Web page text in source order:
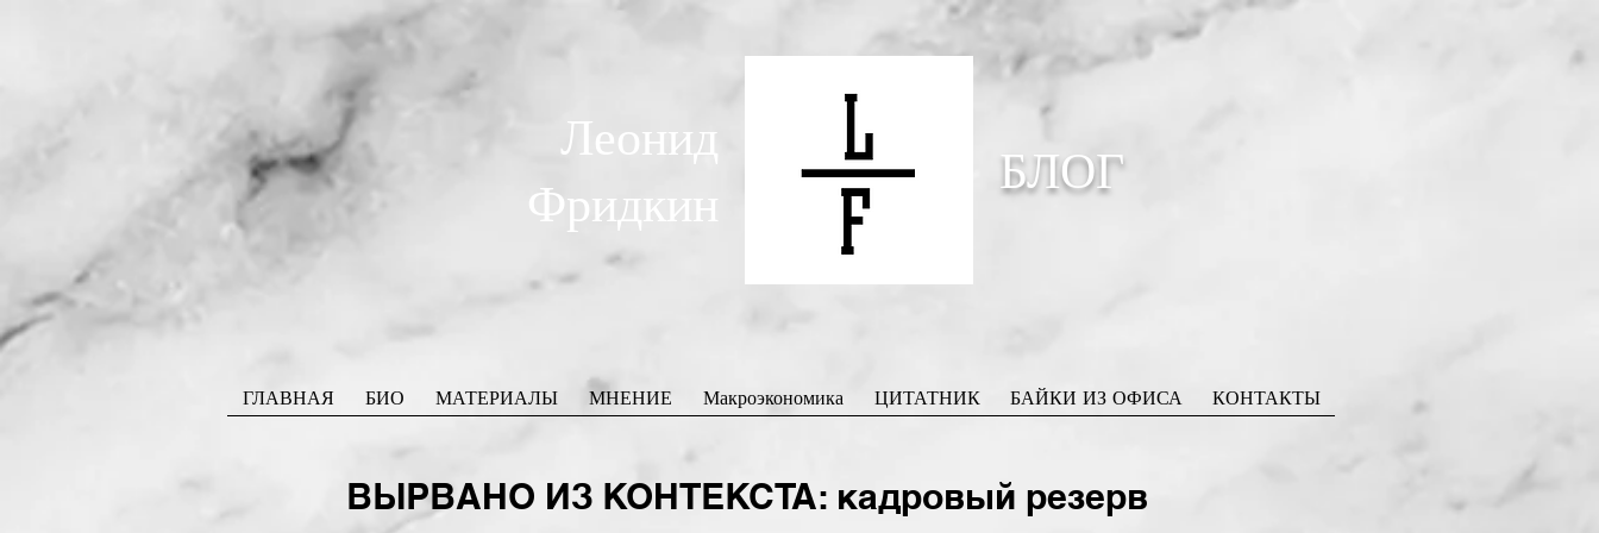
Леонид
Фридкин
БЛОГ
ГЛАВНАЯ БИО МАТЕРИАЛЫ МНЕНИЕ Макроэкономика ЦИТАТНИК БАЙКИ ИЗ ОФИСА КОНТАКТЫ
ВЫРВАНО ИЗ КОНТЕКСТА: кадровый резерв